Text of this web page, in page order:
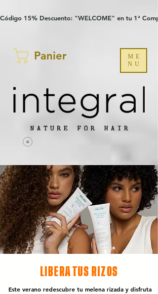
Código 15% Descuento: "WELCOME" en tu 1ª
Panier
ME
NU
LIBERA TUS RIZOS
Este verano redescubre tu melena rizada y disfruta